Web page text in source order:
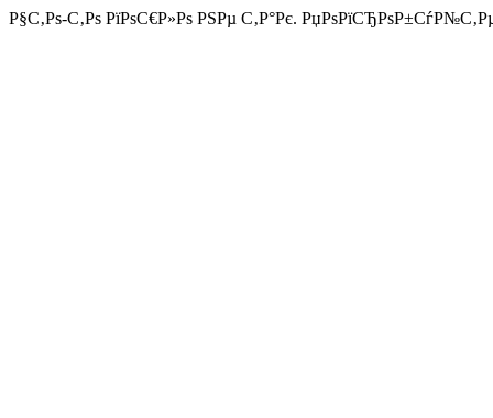
Р§С‚Рѕ-С‚Рѕ РїРѕС€Р»Рѕ РЅРµ С‚Р°Рє.